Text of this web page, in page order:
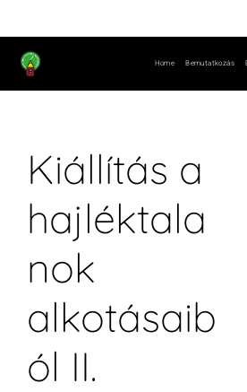
Home Bemutatkozás
Kiállítás a
hajléktala
nok
alkotásaib
ól II.